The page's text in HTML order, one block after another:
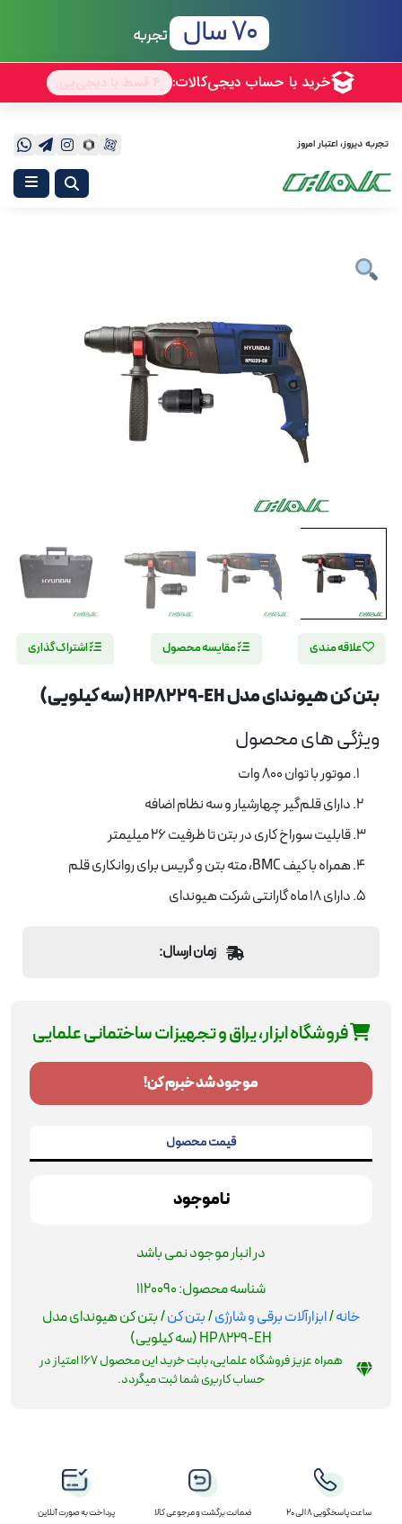
70 سال تجربه
تجربه دیروز، اعتبار امروز
علاقه مندی مقایسه محصول اشتراک گذاری
بتن کن هیوندای مدل HP8229-EH (سه کیلویی)
ویژگی های محصول
موتور با توان 800 وات
دارای قلم‌گیر چهارشیار و سه نظام اضافه
قابلیت سوراخ کاری در بتن تا ظرفیت 26 میلیمتر
همراه با کیف BMC، مته بتن و گریس برای روانکاری قلم
دارای 18 ماه گارانتی شرکت هیوندای
زمان ارسال:
فروشگاه ابزار، یراق و تجهیزات ساختمانی علمایی
موجود شد خبرم کن!
قیمت محصول
ناموجود
در انبار موجود نمی باشد
شناسه محصول:1120090
خانه/ابزارآلات برقی و شارژی/بتن کن/ بتن کن هیوندای مدل
HP8229-EH (سه کیلویی)
همراه عزیز فروشگاه علمایی، بابت خرید این محصول167امتیاز در
حساب کاربری شما ثبت میگردد.
ساعت پاسخگویی 8 الی 20 ضمانت برگشت و مرجوعی کالا پرداخت به صورت آنلاین